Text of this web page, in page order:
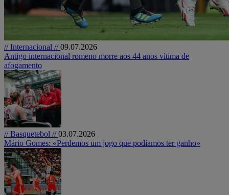
// Internacional //09.07.2026
Antigo internacional romeno morre aos 44 anos vítima de
afogamento
// Basquetebol //03.07.2026
Mário Gomes: «Perdemos um jogo que podíamos ter ganho»